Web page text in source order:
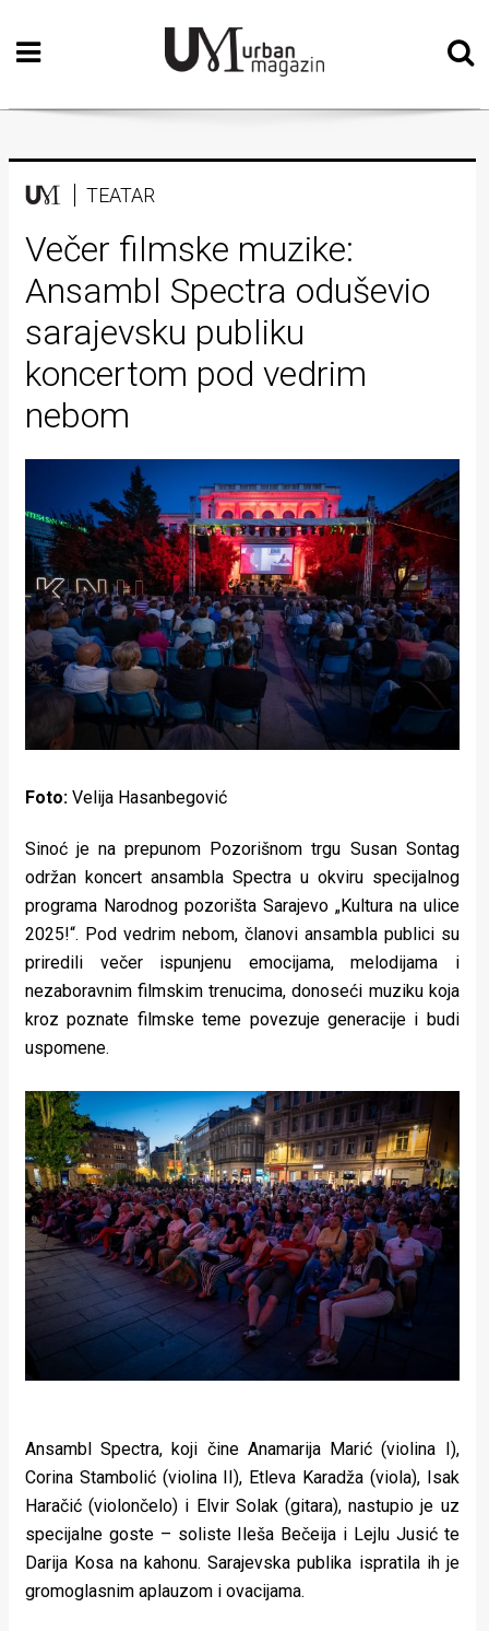
Početna
Vizualne
Teatar
Književnost
Muzika
Film
Intervju
Kolumne
Kultura
Lifestyle
Beauty
Fashion
Zdravlje
Za
pokretu
Ideje
koje
rade
Urban
Places
Aktivizam
Aktuelnosti
Promo
About
TEATAR
Večer filmske muzike:
Ansambl Spectra oduševio
sarajevsku publiku
koncertom pod vedrim
nebom
Foto: Velija Hasanbegović
Sinoć je na prepunom Pozorišnom trgu Susan Sontag
održan koncert ansambla Spectra u okviru specijalnog
programa Narodnog pozorišta Sarajevo „Kultura na ulice
2025!“. Pod vedrim nebom, članovi ansambla publici su
priredili večer ispunjenu emocijama, melodijama i
nezaboravnim filmskim trenucima, donoseći muziku koja
kroz poznate filmske teme povezuje generacije i budi
uspomene.
Ansambl Spectra, koji čine Anamarija Marić (violina I),
Corina Stambolić (violina II), Etleva Karadža (viola), Isak
Haračić (violončelo) i Elvir Solak (gitara), nastupio je uz
specijalne goste – soliste Ileša Bečeija i Lejlu Jusić te
Darija Kosa na kahonu. Sarajevska publika ispratila ih je
gromoglasnim aplauzom i ovacijama.